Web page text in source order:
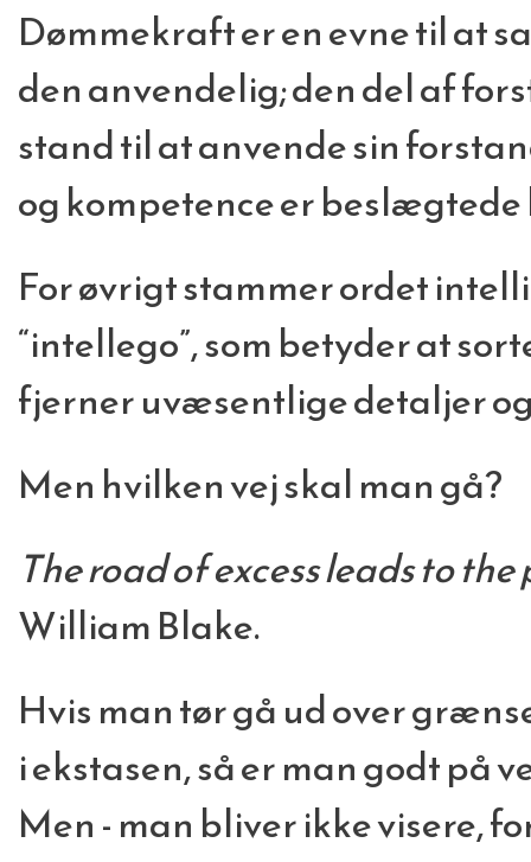
Dømmekraft er en evne til at
den anvendelig; den del af
stand til at anvende sin
og kompetence er
For øvrigt stammer ordet
“intellego”, som betyder at
fjerner uvæsentlige detaljer
Men hvilken vej skal man gå?
The road of excess leads to
William Blake.
Hvis man tør gå ud over
i ekstasen, så er man godt på
Men - man bliver ikke visere,